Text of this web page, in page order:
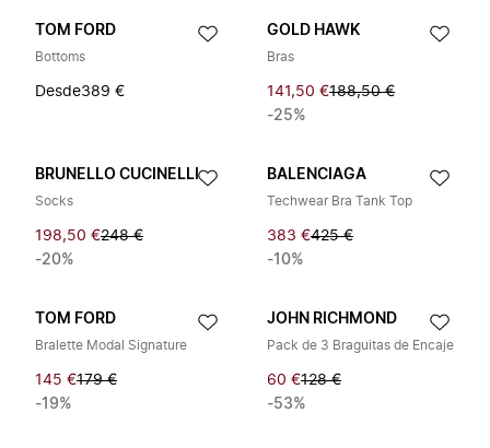
TOM FORD
Bottoms
Desde389 €
GOLD HAWK
Bras
141,50 €188,50 €
-25%
BRUNELLO CUCINELLI
Socks
198,50 €248 €
-20%
BALENCIAGA
Techwear Bra Tank Top
383 €425 €
-10%
TOM FORD
Bralette Modal Signature
145 €179 €
-19%
JOHN RICHMOND
Pack de 3 Braguitas de Encaje
60 €128 €
-53%